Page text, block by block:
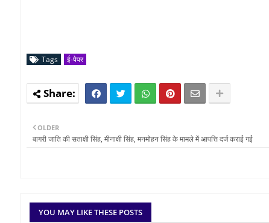
Tags ई-पेपर
OLDER
बागरी जाति की सताक्षी सिंह, मीनाक्षी सिंह, मनमोहन सिंह के मामले में आपत्ति दर्ज कराई गई
YOU MAY LIKE THESE POSTS